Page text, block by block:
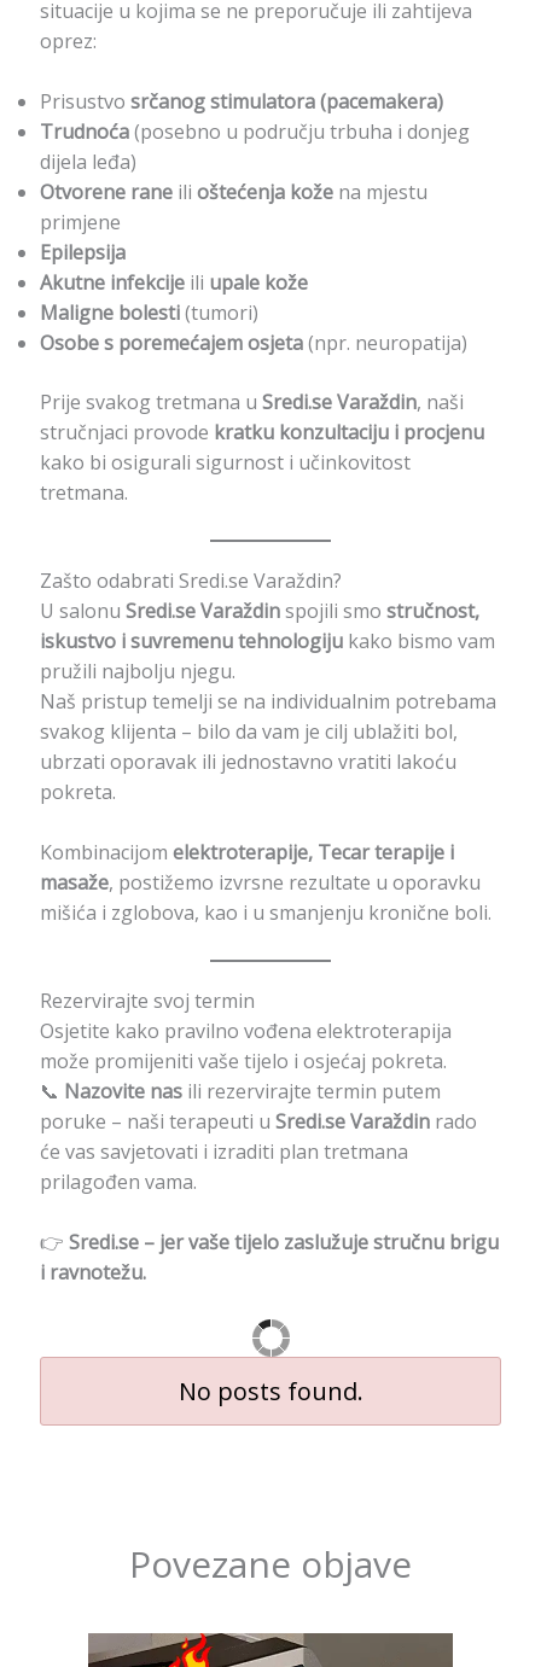
situacije u kojima se ne preporučuje ili zahtijeva
oprez:
Prisustvo srčanog stimulatora (pacemakera)
Trudnoća(posebno u području trbuha i donjeg
dijela leđa)
Otvorene raneili oštećenja kožena mjestu
primjene
Epilepsija
Akutne infekcijeili upale kože
Maligne bolesti(tumori)
Osobe s poremećajem osjeta(npr. neuropatija)
Prije svakog tretmana u Sredi.se Varaždin, naši
stručnjaci provode kratku konzultaciju i procjenu
kako bi osigurali sigurnost i učinkovitost
tretmana.
Zašto odabrati Sredi.se Varaždin?
U salonu Sredi.se Varaždinspojili smo stručnost,
iskustvo i suvremenu tehnologijukako bismo vam
pružili najbolju njegu.
Naš pristup temelji se na individualnim potrebama
svakog klijenta – bilo da vam je cilj ublažiti bol,
ubrzati oporavak ili jednostavno vratiti lakoću
pokreta.
Kombinacijom elektroterapije, Tecar terapije i
masaže, postižemo izvrsne rezultate u oporavku
mišića i zglobova, kao i u smanjenju kronične boli.
Rezervirajte svoj termin
Osjetite kako pravilno vođena elektroterapija
može promijeniti vaše tijelo i osjećaj pokreta.
📞 Nazovite nasili rezervirajte termin putem
poruke – naši terapeuti u Sredi.se Varaždinrado
će vas savjetovati i izraditi plan tretmana
prilagođen vama.
👉 Sredi.se – jer vaše tijelo zaslužuje stručnu brigu
i ravnotežu.
No posts found.
Povezane objave